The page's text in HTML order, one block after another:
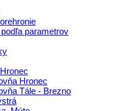
parametrov
Hronec
Tále - Brezno